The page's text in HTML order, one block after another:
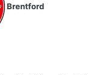
Brentford